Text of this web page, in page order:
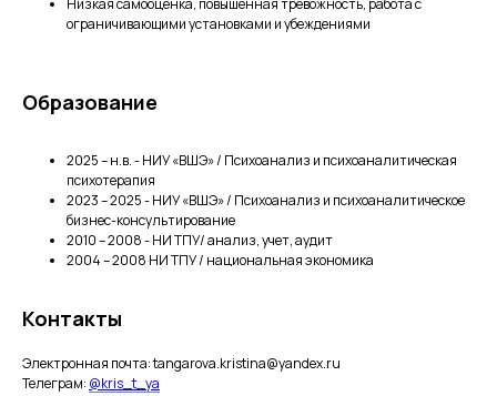
Низкая самооценка, повышенная тревожность, работа с
ограничивающими установками и убеждениями
Образование
2025 – н.в. - НИУ «ВШЭ» / Психоанализ и психоаналитическая
психотерапия
2023 – 2025 - НИУ «ВШЭ» / Психоанализ и психоаналитическое
бизнес-консультирование
2010 – 2008 - НИ ТПУ/ анализ, учет, аудит
2004 – 2008 НИ ТПУ / национальная экономика
Контакты
Электронная почта: tangarova.kristina@yandex.ru
Телеграм: @kris_t_ya